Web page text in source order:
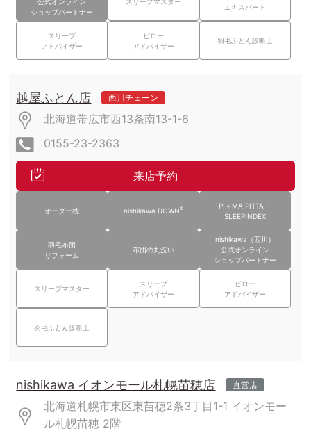
ショップパートナー
エキスパート
スリープ
アドバイザー
ピロー
アドバイザー
羽毛ふとん診断士
越屋ふとん店 西川チェーン
北海道帯広市西13条南13-1-6
0155-23-2363
来店予約
オーダー枕 nishikawa DOWN®
PI＋MA PITTA・
SLEEPINDEX
羽毛布団
リフォーム
布団の丸洗い
nishikawa（西川）
公式オンライン
ショップパートナー
スリープマスター
スリープ
アドバイザー
ピロー
アドバイザー
羽毛ふとん診断士
nishikawa イオンモール札幌苗穂店 直営店
北海道札幌市東区東苗穂2条3丁目1-1 イオンモー
ル札幌苗穂 2階